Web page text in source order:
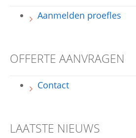
Aanmelden proefles
OFFERTE AANVRAGEN
Contact
LAATSTE NIEUWS